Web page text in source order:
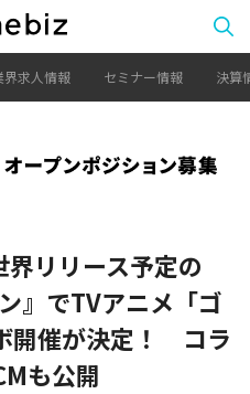
界求人情報 セミナー情報 決算
リリース予定の
』でTVアニメ「ゴ
開催が決定！ コラ
も公開